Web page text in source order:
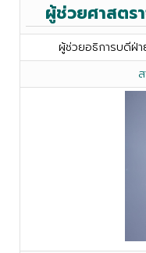
ผู้ช่วยศาสตร
ผู้ช่วยอธิการบดีฝ่